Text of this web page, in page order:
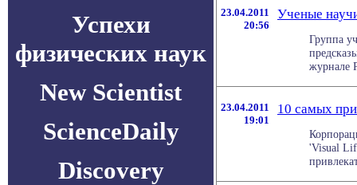
Успехи
физических наук
New Scientist
ScienceDaily
Discovery
23.04.2011
20:56
Ученые
Группа
журнале
23.04.2011
19:01
10 самых
'Visual